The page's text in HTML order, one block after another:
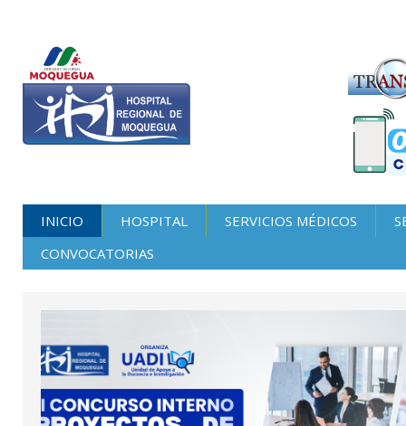
INICIO HOSPITAL SERVICIOS MÉDICOS
CONVOCATORIAS